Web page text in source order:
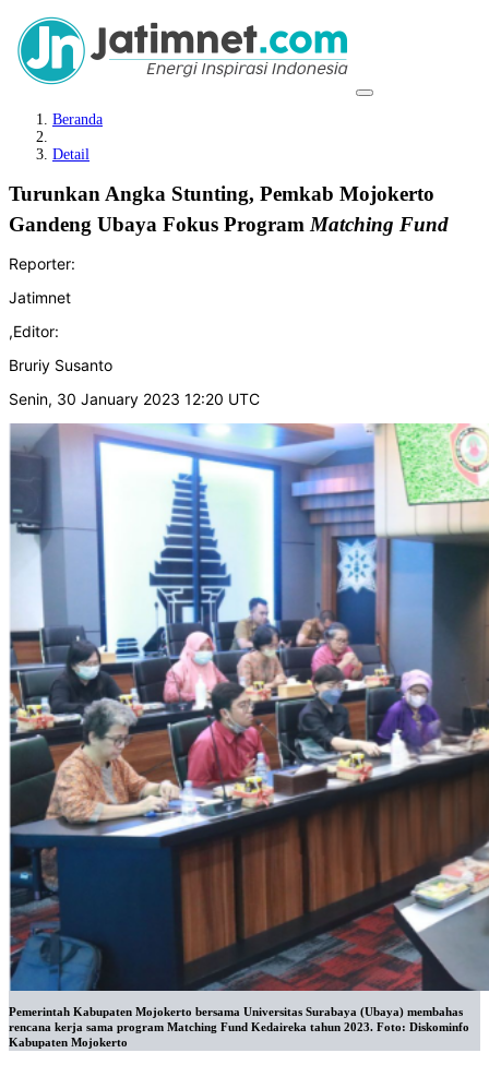
Beranda
Detail
Turunkan Angka Stunting, Pemkab Mojokerto
Gandeng Ubaya Fokus Program Matching Fund
Reporter:
Jatimnet
,Editor:
Bruriy Susanto
Senin, 30 January 2023 12:20 UTC
Pemerintah Kabupaten Mojokerto bersama Universitas Surabaya (Ubaya) membahas
rencana kerja sama program Matching Fund Kedaireka tahun 2023. Foto: Diskominfo
Kabupaten Mojokerto